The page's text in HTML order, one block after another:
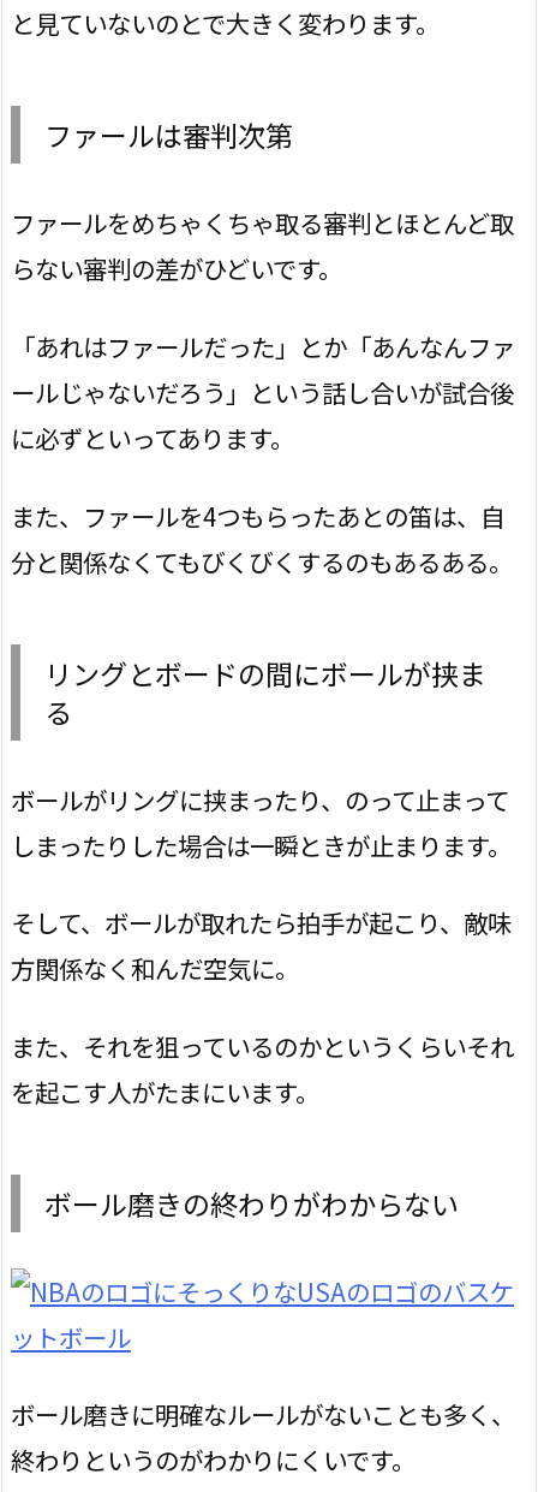
と見ていないのとで大きく変わります。
ファールは審判次第
ファールをめちゃくちゃ取る審判とほとんど取
らない審判の差がひどいです。
「あれはファールだった」とか「あんなんファ
ールじゃないだろう」という話し合いが試合後
に必ずといってあります。
また、ファールを4つもらったあとの笛は、自
分と関係なくてもびくびくするのもあるある。
リングとボードの間にボールが挟ま
る
ボールがリングに挟まったり、のって止まって
しまったりした場合は一瞬ときが止まります。
そして、ボールが取れたら拍手が起こり、敵味
方関係なく和んだ空気に。
また、それを狙っているのかというくらいそれ
を起こす人がたまにいます。
ボール磨きの終わりがわからない
ボール磨きに明確なルールがないことも多く、
終わりというのがわかりにくいです。